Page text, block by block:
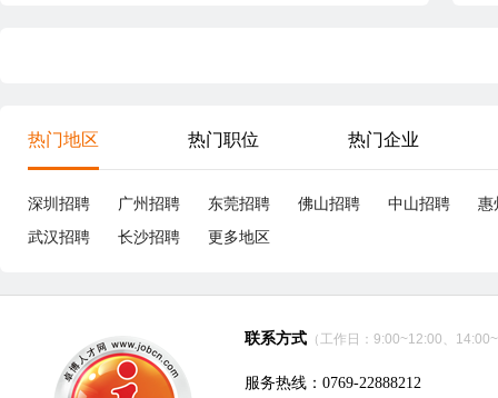
热门地区 热门职位 热门企业
深圳招聘 广州招聘 东莞招聘 佛山招聘 中山招聘
惠
武汉招聘
长沙招聘 更多地区
联系方式 （工作日：9:00~12:00、
服务热线：0769-22888212